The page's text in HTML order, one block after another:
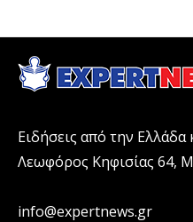
Ειδήσεις από την Ελλάδα
Λεωφόρος Κηφισίας 64,
info@expertnews.gr